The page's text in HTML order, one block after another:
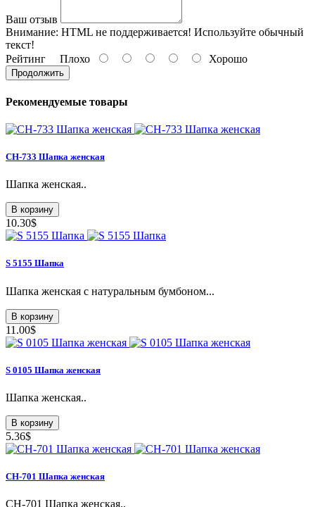
Ваш отзыв
Внимание: HTML не поддерживается! Используйте обычный
текст!
Рейтинг Плохо Хорошо
Продолжить
Рекомендуемые товары
СН-733 Шапка женская
Шапка женская..
В корзину
10.30$
S 5155 Шапка
Шапка женская с натуральным бумбоном...
В корзину
11.00$
S 0105 Шапка женская
Шапка женская..
В корзину
5.36$
СН-701 Шапка женская
СН-701 Шапка женская..